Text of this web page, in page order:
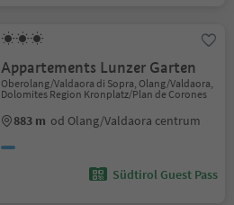
Appartements Lunzer Garten
Oberolang/Valdaora di Sopra, Olang/Valdaora,
Dolomites Region Kronplatz/Plan de Corones
883 m od Olang/Valdaora centrum
Südtirol Guest Pass